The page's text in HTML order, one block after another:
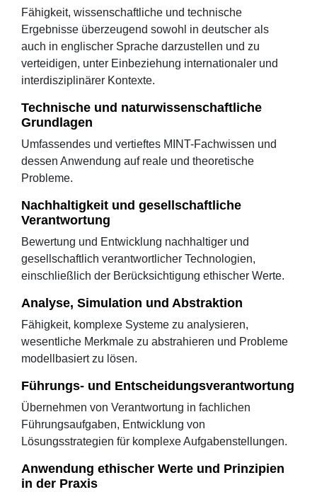
Fähigkeit, wissenschaftliche und technische
Ergebnisse überzeugend sowohl in deutscher als
auch in englischer Sprache darzustellen und zu
verteidigen, unter Einbeziehung internationaler und
interdisziplinärer Kontexte.
Technische und naturwissenschaftliche
Grundlagen
Umfassendes und vertieftes MINT-Fachwissen und
dessen Anwendung auf reale und theoretische
Probleme.
Nachhaltigkeit und gesellschaftliche
Verantwortung
Bewertung und Entwicklung nachhaltiger und
gesellschaftlich verantwortlicher Technologien,
einschließlich der Berücksichtigung ethischer Werte.
Analyse, Simulation und Abstraktion
Fähigkeit, komplexe Systeme zu analysieren,
wesentliche Merkmale zu abstrahieren und Probleme
modellbasiert zu lösen.
Führungs- und Entscheidungsverantwortung
Übernehmen von Verantwortung in fachlichen
Führungsaufgaben, Entwicklung von
Lösungsstrategien für komplexe Aufgabenstellungen.
Anwendung ethischer Werte und Prinzipien
in der Praxis